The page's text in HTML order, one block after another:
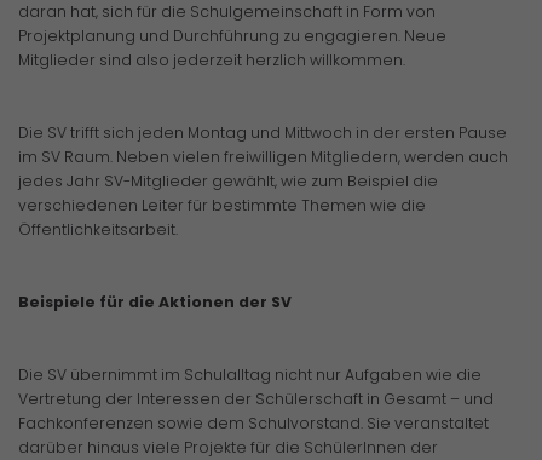
daran hat, sich für die Schulgemeinschaft in Form von
Projektplanung und Durchführung zu engagieren. Neue
Mitglieder sind also jederzeit herzlich willkommen.
Die SV trifft sich jeden Montag und Mittwoch in der ersten Pause
im SV Raum. Neben vielen freiwilligen Mitgliedern, werden auch
jedes Jahr SV-Mitglieder gewählt, wie zum Beispiel die
verschiedenen Leiter für bestimmte Themen wie die
Öffentlichkeitsarbeit.
Beispiele für die Aktionen der SV
Die SV übernimmt im Schulalltag nicht nur Aufgaben wie die
Vertretung der Interessen der Schülerschaft in Gesamt – und
Fachkonferenzen sowie dem Schulvorstand. Sie veranstaltet
darüber hinaus viele Projekte für die SchülerInnen der